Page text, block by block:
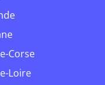
Corse
Loire